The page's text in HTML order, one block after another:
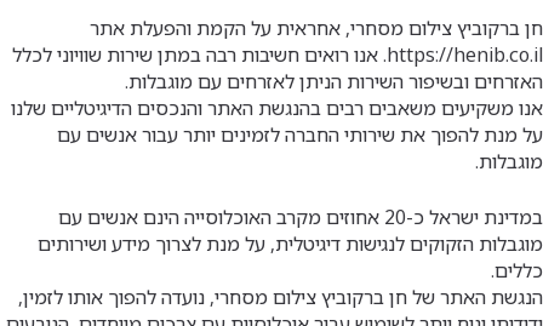
חן ברקוביץ צילום מסחרי, אחראית על הקמת והפעלת אתר
https://henib.co.il. אנו רואים חשיבות רבה במתן שירות שוויוני לכלל
האזרחים ובשיפור השירות הניתן לאזרחים עם מוגבלות.
אנו משקיעים משאבים רבים בהנגשת האתר והנכסים הדיגיטליים שלנו
על מנת להפוך את שירותי החברה לזמינים יותר עבור אנשים עם
מוגבלות.
במדינת ישראל כ-20 אחוזים מקרב האוכלוסייה הינם אנשים עם
מוגבלות הזקוקים לנגישות דיגיטלית, על מנת לצרוך מידע ושירותים
כללים.
הנגשת האתר של חן ברקוביץ צילום מסחרי, נועדה להפוך אותו לזמין,